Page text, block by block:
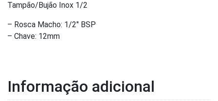
Tampão/Bujão Inox 1/2
– Rosca Macho: 1/2″ BSP
– Chave: 12mm
Informação adicional